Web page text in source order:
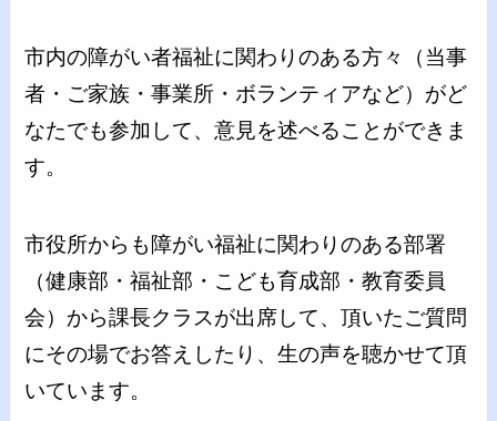
市内の障がい者福祉に関わりのある方々（当事
者・ご家族・事業所・ボランティアなど）がど
なたでも参加して、意見を述べることができま
す。
市役所からも障がい福祉に関わりのある部署
（健康部・福祉部・こども育成部・教育委員
会）から課長クラスが出席して、頂いたご質問
にその場でお答えしたり、生の声を聴かせて頂
いています。